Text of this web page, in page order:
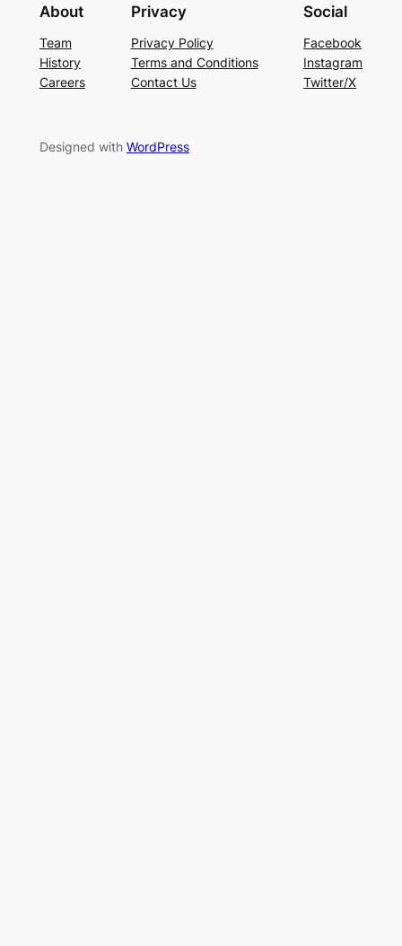
About
Team
History
Careers
Privacy
Privacy Policy
Terms and Conditions
Contact Us
Social
Facebook
Instagram
Twitter/X
Designed with WordPress